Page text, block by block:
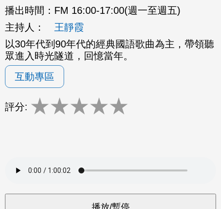
播出時間： FM 16:00-17:00(週一至週五)
主持人：
王靜霞
以30年代到90年代的經典國語歌曲為主，帶領聽
眾進入時光隧道，回憶當年。
互動專區
評分: ★★★★★